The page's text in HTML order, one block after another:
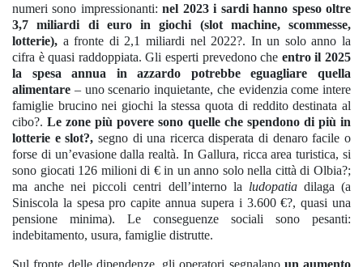
numeri sono impressionanti:nel 2023 i sardi hanno speso oltre
3,7 miliardi di euro in giochi (slot machine, scommesse,
lotterie), a fronte di 2,1 miliardi nel 2022?. In un solo anno la
cifra è quasi raddoppiata. Gli esperti prevedono che entro il 2025
la spesa annua in azzardo potrebbe eguagliare quella
alimentare – uno scenario inquietante, che evidenzia come intere
famiglie brucino nei giochi la stessa quota di reddito destinata al
cibo?.Le zone più povere sono quelle che spendono di più in
lotterie e slot?, segno di una ricerca disperata di denaro facile o
forse di un’evasione dalla realtà. In Gallura, ricca area turistica, si
sono giocati 126 milioni di € in un anno solo nella città di Olbia?;
ma anche nei piccoli centri dell’interno la ludopatiadilaga (a
Siniscola la spesa pro capite annua supera i 3.600 €?, quasi una
pensione minima). Le conseguenze sociali sono pesanti:
indebitamento, usura, famiglie distrutte.
Sul fronte delle dipendenze, gli operatori segnalano un aumento